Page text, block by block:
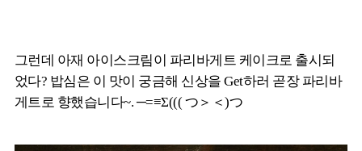
그런데 아재 아이스크림이 파리바게트 케이크로 출시되
었다? 밥심은 이 맛이 궁금해 신상을 Get하러 곧장 파리바
게트로 향했습니다~. ─=≡Σ((( つ＞＜)つ